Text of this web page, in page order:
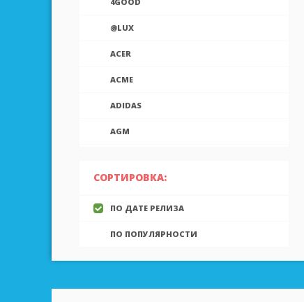
@LUX
ACER
ACME
ADIDAS
AGM
AIGO
AINOL
AIRON
ALCATEL
ALLVIEW
СОРТИРОВКА:
ПО ДАТЕ РЕЛИЗА
ПО ПОПУЛЯРНОСТИ